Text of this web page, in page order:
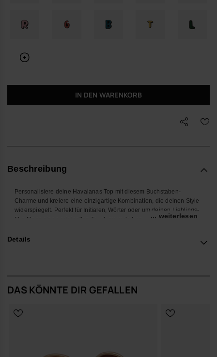
IN DEN WARENKORB
Beschreibung
Personalisiere deine Havaianas Top mit diesem Buchstaben-
Charme und kreiere eine einzigartige Kombination, die deinen Style
widerspiegelt. Perfekt für Initialen, Wörter oder um deinen Lieblings-
Flip-Flops einen originellen Touch zu verleihen.
Mit seinem farbenfrohen Design und der einfachen Befestigung
Kaufe online auf www.havaianas-store.com, dem offiziellen
... weiterlesen
Details
DAS KÖNNTE DIR GEFALLEN